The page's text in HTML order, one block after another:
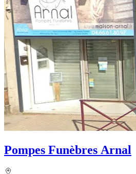
Pompes Funèbres Arnal